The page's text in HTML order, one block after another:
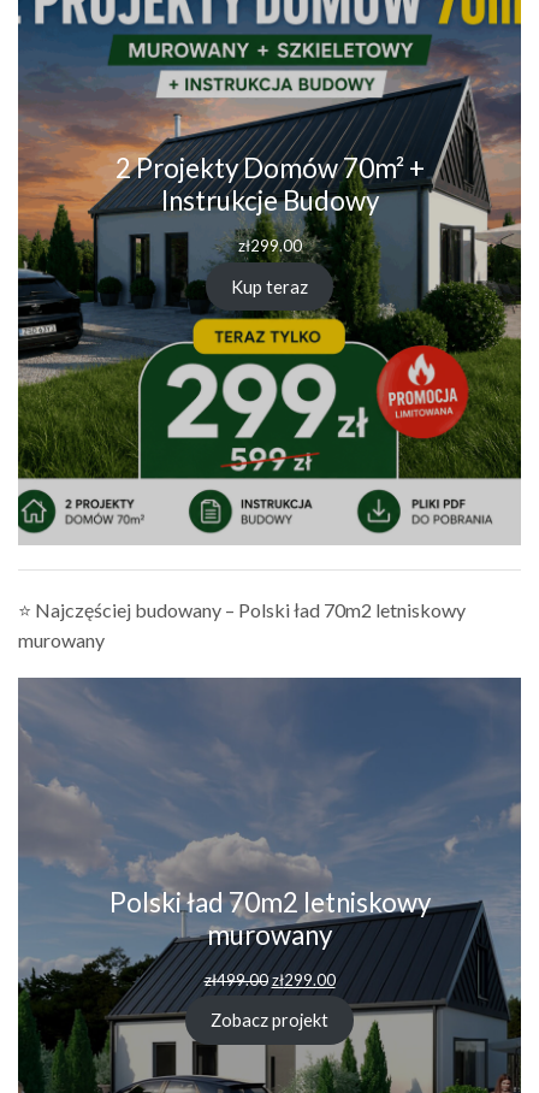
2 Projekty Domów 70m² +
Instrukcje Budowy
zł299.00
Kup teraz
⭐ Najczęściej budowany – Polski ład 70m2 letniskowy
murowany
Polski ład 70m2 letniskowy
murowany
zł499.00 zł299.00
Zobacz projekt